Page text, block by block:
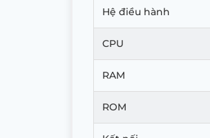
Hệ điều hành
CPU
RAM
ROM